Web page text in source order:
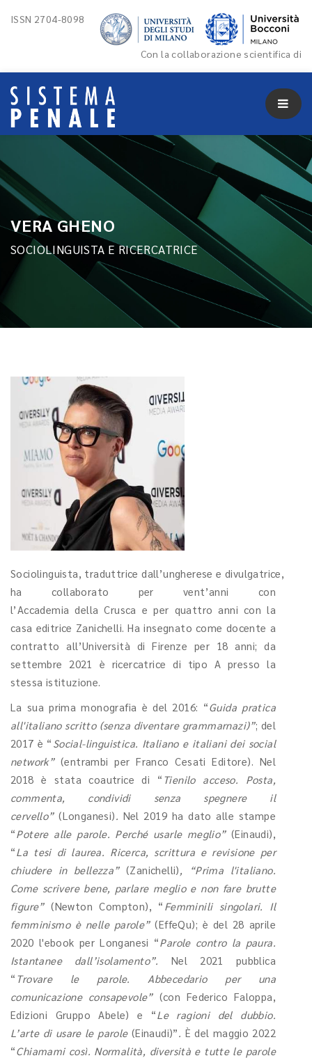
ISSN 2704-8098
Con la collaborazione scientifica di
VERA GHENO
SOCIOLINGUISTA E RICERCATRICE
Sociolinguista, traduttrice dall’ungherese e divulgatrice,
ha collaborato per vent’anni con
l’Accademia della Crusca e per quattro anni con la
casa editrice Zanichelli. Ha insegnato come docente a
contratto all’Università di Firenze per 18 anni; da
settembre 2021 è ricercatrice di tipo A presso la
stessa istituzione.
La sua prima monografia è del 2016: “Guida pratica
all'italiano scritto (senza diventare grammarnazi)”; del
2017 è “ Social-linguistica. Italiano e italiani dei social
network” (entrambi per Franco Cesati Editore). Nel
2018 è stata coautrice di “ Tienilo acceso. Posta,
commenta, condividi senza spegnere il
cervello”(Longanesi). Nel 2019 ha dato alle stampe
“Potere alle parole. Perché usarle meglio” (Einaudi),
“La tesi di laurea. Ricerca, scrittura e revisione per
chiudere in bellezza”(Zanichelli), “Prima l'italiano.
Come scrivere bene, parlare meglio e non fare brutte
figure”(Newton Compton), “ Femminili singolari. Il
femminismo è nelle parole”(EffeQu); è del 28 aprile
2020 l'ebook per Longanesi “Parole contro la paura.
Istantanee dall’isolamento”. Nel 2021 pubblica
“ Trovare le parole. Abbecedario per una
comunicazione consapevole” (con Federico Faloppa,
Edizioni Gruppo Abele) e “Le ragioni del dubbio.
L’arte di usare le parole (Einaudi)”. È del maggio 2022
“Chiamami così. Normalità, diversità e tutte le parole